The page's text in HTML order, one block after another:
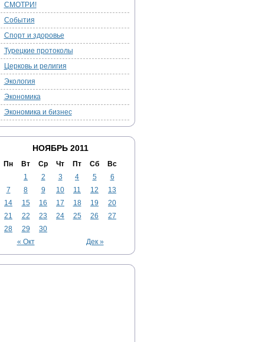
СМОТРИ!
События
Спорт и здоровье
Турецкие протоколы
Церковь и религия
Экология
Экономика
Экономика и бизнес
НОЯБРЬ 2011
Пн Вт Ср Чт Пт Сб Вс
« Окт Дек »
1 2 3 4 5
6
7
8 9 10 11 12
13
14
15 16 17 18 19
20
21
22 23 24 25 26
27
28
29 30